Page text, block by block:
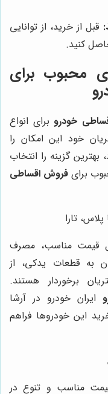
قبل از خرید، از توانایی
کنید.
محبوب برای
خودرو برای انواع
خود این امکان را
گزینه را انتخاب
برای فروش اقساطی
قیمت مناسب، مصرف
به قطعات یدکی، از
برخوردار هستند.
ایران خودرو در آرشا
این خودروها فراهم
مناسب و تنوع در